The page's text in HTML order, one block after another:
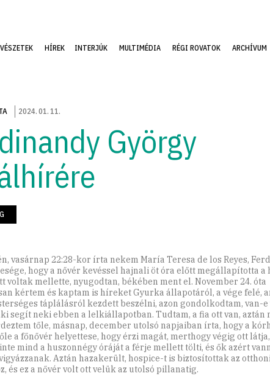
HÍREK INTERJÚK MULTIMÉDIA RÉGI ROVATOK ARCHÍVUM
2024.01. 11.
György
vasárnap 22:28-kor írta nekem María Teresa de los Reyes,
hogy a nővér kevéssel hajnali öt óra előtt megállapította a
voltak mellette, nyugodtan, békében ment el. November 24. óta
kértem és kaptam is híreket Gyurka állapotáról, a vége felé,
táplálásról kezdett beszélni, azon gondolkodtam, van-
segít neki ebben a lelkiállapotban. Tudtam, a fia ott van, aztán
tőle, másnap, december utolsó napjaiban írta, hogy a
a főnővér helyettese, hogy érzi magát, merthogy végig ott
mind a huszonnégy óráját a férje mellett tölti, és ők azért
Aztán hazakerült, hospice-t is biztosítottak az
és ez a nővér volt ott velük az utolsó pillanatig.